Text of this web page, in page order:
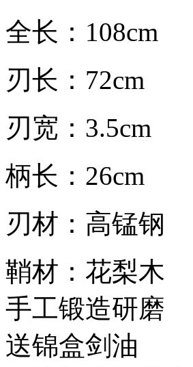
全长：108cm
刃长：72cm
刃宽：3.5cm
柄长：26cm
刃材：高锰钢
鞘材：花梨木
手工锻造研磨
送锦盒剑油